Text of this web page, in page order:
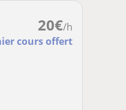
20€/h
cours offert